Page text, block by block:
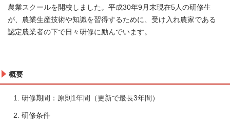
農業スクールを開校しました。平成30年9月末現在5人の研修生
が、農業生産技術や知識を習得するために、受け入れ農家である
認定農業者の下で日々研修に励んでいます。
概要
研修期間：原則1年間（更新で最長3年間）
研修条件